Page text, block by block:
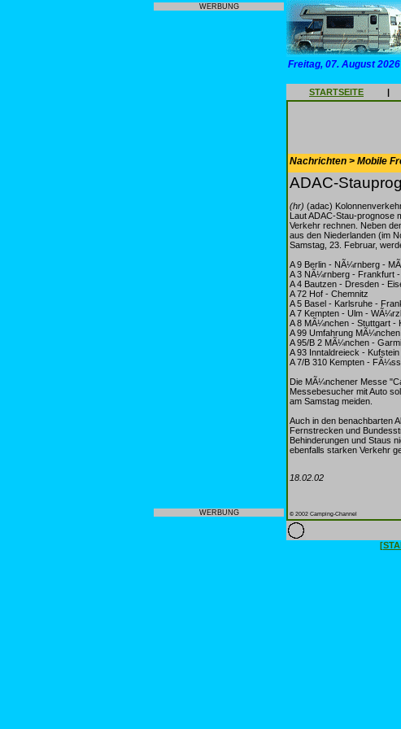
WERBUNG
WERBUNG
Freitag, 07. August 2026
STARTSEITE |
Nachrichten > Mobile
ADAC-
(hr) (adac)
Laut ADAC-Stau-prognose
Verkehr rechnen. Neben
aus den Niederlanden (im
Samstag, 23. Februar,
A 9 Berlin - NÃ¼rnberg -
A 3 NÃ¼rnberg - Frankfurt -
A 4 Bautzen - Dresden -
A 72 Hof - Chemnitz
A 5 Basel - Karlsruhe -
A 7 Kempten - Ulm -
A 8 MÃ¼nchen - Stuttgart -
A 99 Umfahrung MÃ¼nchen
A 95/B 2 MÃ¼nchen -
A 93 Inntaldreieck - Kufstein
A 7/B 310 Kempten -
Die MÃ¼nchener Messe
Messebesucher mit Auto
am Samstag meiden.
Auch in den benachbarten
Fernstrecken und
Behinderungen und Staus
ebenfalls starken Verkehr
18.02.02
© 2002 Camping-Channel